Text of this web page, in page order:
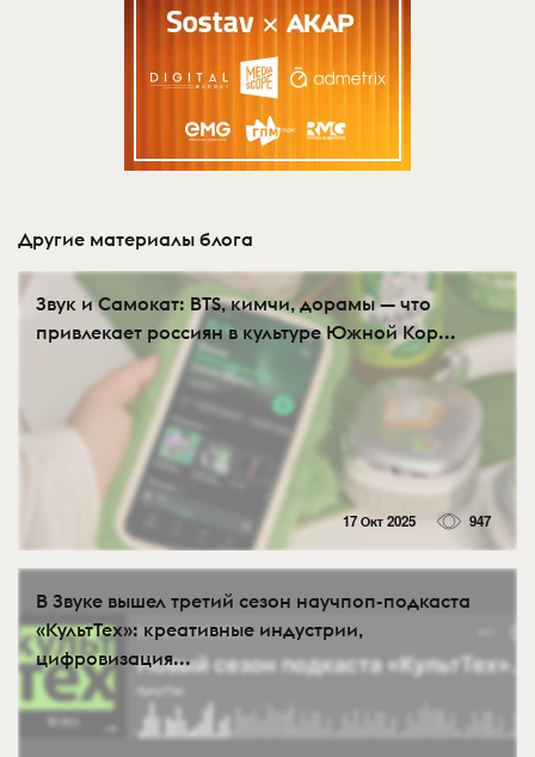
Другие материалы блога
Звук и Самокат: BTS, кимчи, дорамы — что
привлекает россиян в культуре Южной Кор...
17 Окт 2025 947
В Звуке вышел третий сезон научпоп-подкаста
«КультТех»: креативные индустрии,
цифровизация...